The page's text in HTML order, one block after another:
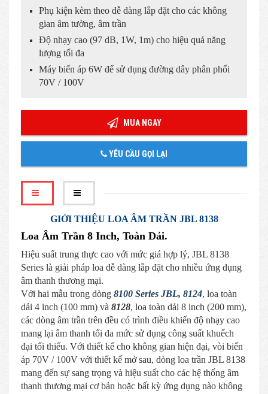
Phụ kiện kèm theo dễ dàng lắp đặt cho các không
gian âm tường, âm trần
Độ nhạy cao (97 dB, 1W, 1m) cho hiệu quả năng
lượng tối đa
Máy biến áp 6W để sử dụng đường dây phân phối
70V / 100V
MUA NGAY
YÊU CẦU GỌI LẠI
GIỚI THIỆU LOA ÂM TRẦN JBL 8138
Loa Âm Trần 8 Inch, Toàn Dải.
Hiệu suất trung thực cao với mức giá hợp lý, JBL 8138
Series là giải pháp loa dễ dàng lắp đặt cho nhiều ứng dụng
âm thanh thương mại.
Với hai mẫu trong dòng 8100 Series JBL, 8124, loa toàn
dải 4 inch (100 mm) và 8128, loa toàn dải 8 inch (200 mm),
các dòng âm trần trên đều có trình điều khiển độ nhạy cao
mang lại âm thanh tối đa mức sử dụng công suất khuếch
đại tối thiểu. Với thiết kế cho không gian hiện đại, vòi biến
áp 70V / 100V với thiết kế mở sau, dòng loa trần JBL 8138
mang đến sự sang trọng và hiệu suất cho các hệ thống âm
thanh thương mại cơ bản hoặc bất kỳ ứng dụng nào không